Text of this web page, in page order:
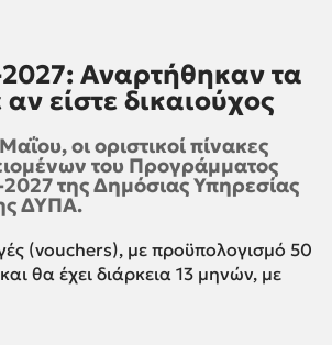
Αναρτήθηκαν τα
είστε δικαιούχος
οι οριστικοί πίνακες
του Προγράμματος
της Δημόσιας Υπηρεσίας
ΔΥΠΑ.
(vouchers), με προϋπολογισμό 50
θα έχει διάρκεια 13 μηνών, με